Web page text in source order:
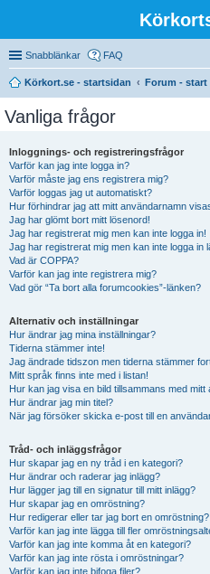
Snabblänkar FAQ
Körkort.se - startsidan
Forum - start
Vanliga frågor
Inloggnings- och registreringsfrågor
Varför kan jag inte logga in?
Varför måste jag ens registrera mig?
Varför loggas jag ut automatiskt?
Hur förhindrar jag att mitt användarnamn
Jag har glömt bort mitt lösenord!
Jag har registrerat mig men kan inte logga in!
Jag har registrerat mig men kan inte logga in
Vad är COPPA?
Varför kan jag inte registrera mig?
Vad gör “Ta bort alla forumcookies”-länken?
Alternativ och inställningar
Hur ändrar jag mina inställningar?
Tiderna stämmer inte!
Jag ändrade tidszon men tiderna stämmer
Mitt språk finns inte med i listan!
Hur kan jag visa en bild tillsammans med mitt
Hur ändrar jag min titel?
När jag försöker skicka e-post till en
Tråd- och inläggsfrågor
Hur skapar jag en ny tråd i en kategori?
Hur ändrar och raderar jag inlägg?
Hur lägger jag till en signatur till mitt inlägg?
Hur skapar jag en omröstning?
Hur redigerar eller tar jag bort en omröstning?
Varför kan jag inte lägga till fler
Varför kan jag inte komma åt en kategori?
Varför kan jag inte rösta i omröstningar?
Varför kan jag inte bifoga filer?